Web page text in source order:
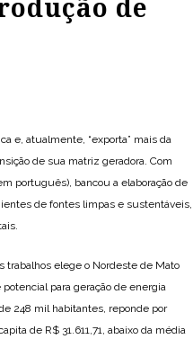
de
e, atualmente, “exporta” mais da
de sua matriz geradora. Com
português), bancou a elaboração de
de fontes limpas e sustentáveis,
trabalhos elege o Nordeste de Mato
para geração de energia
248 mil habitantes, reponde por
de R$ 31.611,71, abaixo da média